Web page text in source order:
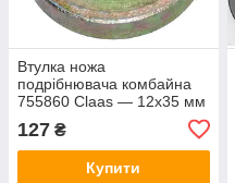
Втулка ножа
подрібнювача комбайна
755860 Claas — 12х35 мм
127 ₴
Купити